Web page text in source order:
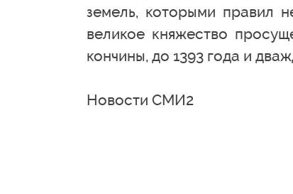
земель, которыми правил
великое княжество
кончины, до 1393 года и
Новости СМИ2